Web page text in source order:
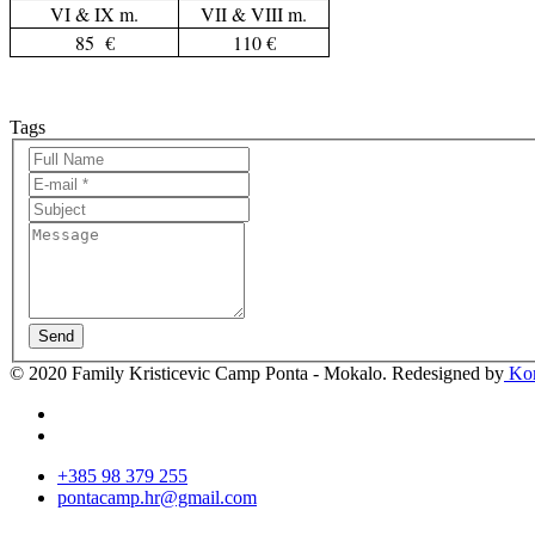
VI & IX m.
VII & VIII m.
85 €
110 €
Tags
Send
© 2020 Family Kristicevic Camp Ponta - Mokalo. Redesigned by
+385 98 379 255
pontacamp.hr@gmail.com